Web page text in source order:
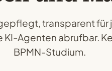
transparent für
KI-Agenten abrufbar.
BPMN-Studium.